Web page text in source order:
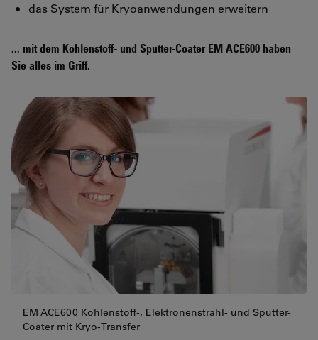
das System für Kryoanwendungen erweitern
... mit dem Kohlenstoff- und Sputter-Coater EM ACE600 haben
Sie alles im Griff.
EM ACE600 Kohlenstoff-, Elektronenstrahl- und Sputter-
Coater mit Kryo-Transfer